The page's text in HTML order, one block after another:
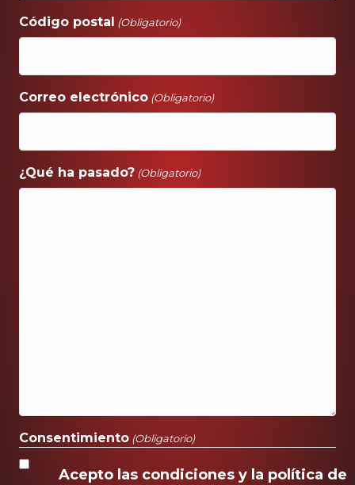
Código postal (Obligatorio)
Correo electrónico (Obligatorio)
¿Qué ha pasado? (Obligatorio)
Consentimiento (Obligatorio)
Acepto las condiciones y la política de